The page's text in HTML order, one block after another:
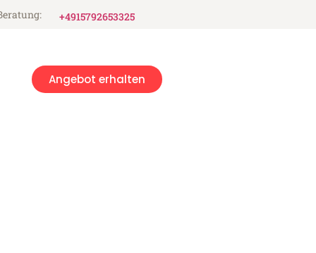
+4915792653325
Angebot erhalten